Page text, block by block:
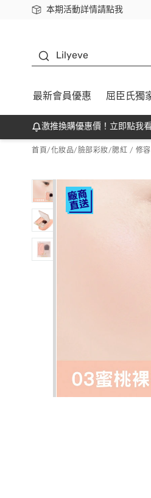
本期活動詳情請點我
下載app最高回饋$350
Lilyeve
最新會員優惠 屈臣氏獨
激推換購優惠價！立即點我
首頁/化妝品/臉部彩妝/腮紅 / 修